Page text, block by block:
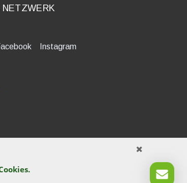
.
Instagram
0541 1480041